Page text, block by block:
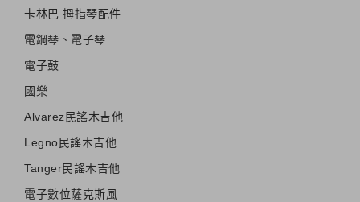
卡林巴 拇指琴配件
電鋼琴、電子琴
電子鼓
國樂
Alvarez民謠木吉他
Legno民謠木吉他
Tanger民謠木吉他
電子數位薩克斯風